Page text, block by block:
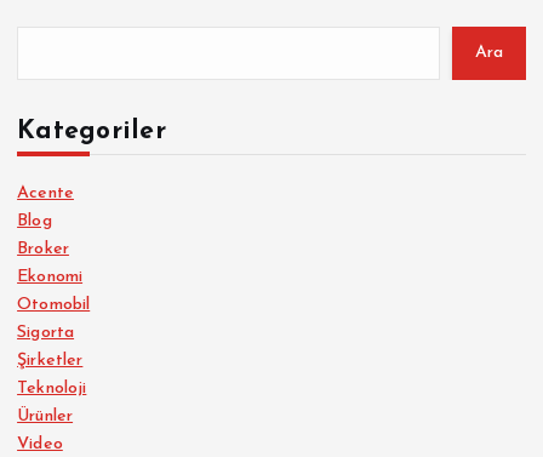
Ara
Kategoriler
Acente
Blog
Broker
Ekonomi
Otomobil
Sigorta
Şirketler
Teknoloji
Ürünler
Video